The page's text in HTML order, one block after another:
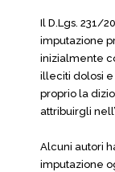
Il D.Lgs. 231/
imputazione
inizialmente
illeciti dolosi e
proprio la
attribuirgli
Alcuni autori
imputazione